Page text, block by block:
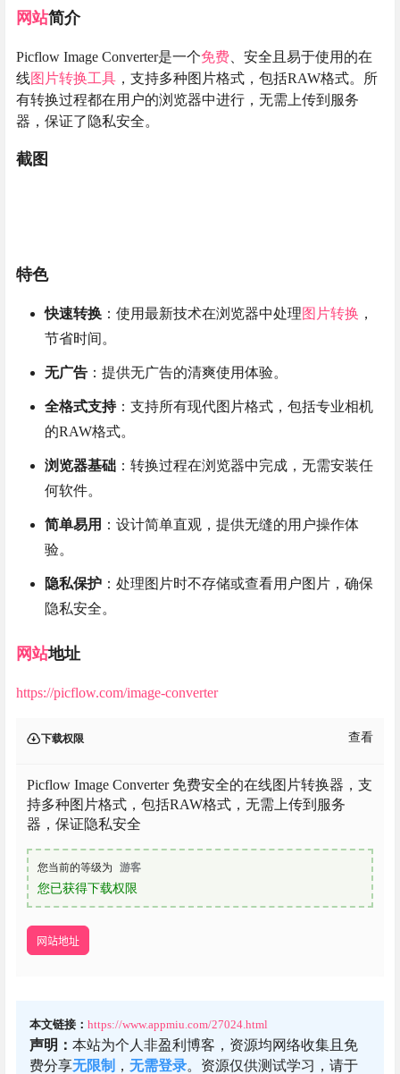
网站简介
Picflow Image Converter是一个免费 、安全且易于使用的在
线图片转换工具 ，支持多种图片格式，包括RAW格式。所
有转换过程都在用户的浏览器中进行，无需上传到服务
器，保证了隐私安全。
截图
特色
快速转换 ：使用最新技术在浏览器中处理图片转换 ，
节省时间。
无广告 ：提供无广告的清爽使用体验。
全格式支持：支持所有现代图片格式，包括专业相机
的RAW格式。
浏览器基础 ：转换过程在浏览器中完成，无需安装任
何软件。
简单易用 ：设计简单直观，提供无缝的用户操作体
验。
隐私保护 ：处理图片时不存储或查看用户图片，确保
隐私安全。
网站地址
https://picflow.com/image-converter
下载权限 查看
Picflow Image Converter 免费安全的在线图片转换器，支
持多种图片格式，包括RAW格式，无需上传到服务
器，保证隐私安全
您当前的等级为 游客
您已获得下载权限
网站地址
本文链接： https://www.appmiu.com/27024.html
声明： 本站为个人非盈利博客，资源均网络收集且免
费分享无限制 ， 无需登录。资源仅供测试学习，请于